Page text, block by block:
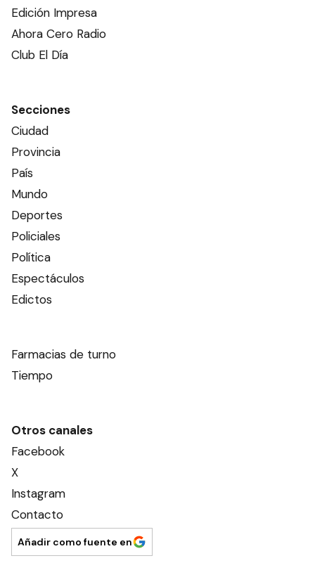
Edición Impresa
Ahora Cero Radio
Club El Día
Secciones
Ciudad
Provincia
País
Mundo
Deportes
Policiales
Política
Espectáculos
Edictos
Farmacias de turno
Tiempo
Otros canales
Facebook
X
Instagram
Contacto
Añadir como fuente en